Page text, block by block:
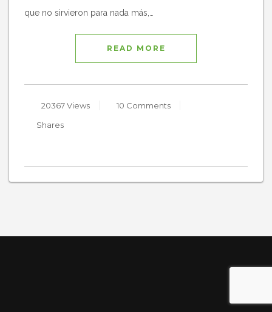
que no sirvieron para nada más,…
READ MORE
20367 Views
10 Comments
Shares